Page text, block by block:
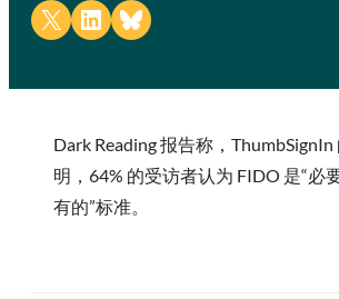
Share on X Share on LinkedIn
Share on Bluesky
Dark Reading 报告称，
明，64% 的受访者认为 FIDO 是“必
有的”标准。